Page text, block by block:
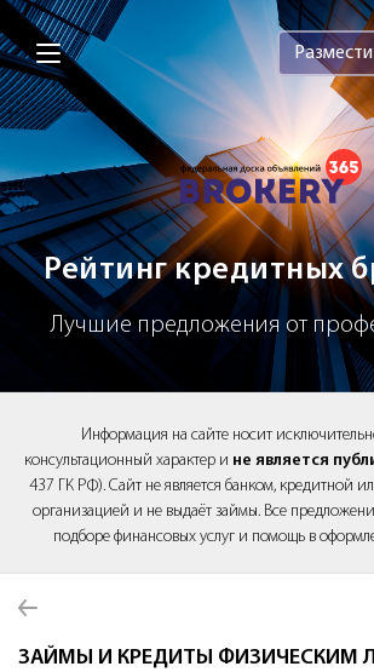
Brokery365 - Рейтинг
Рейтинг кредитных
Лучшие предложения от
Информация на сайте носит
консультационный характер и не является
437 ГК РФ). Сайт не является банком, кредитной
организацией и не выдаёт займы. Все
подборе финансовых услуг и помощь в
ЗАЙМЫ И КРЕДИТЫ ФИЗИЧЕСКИМ